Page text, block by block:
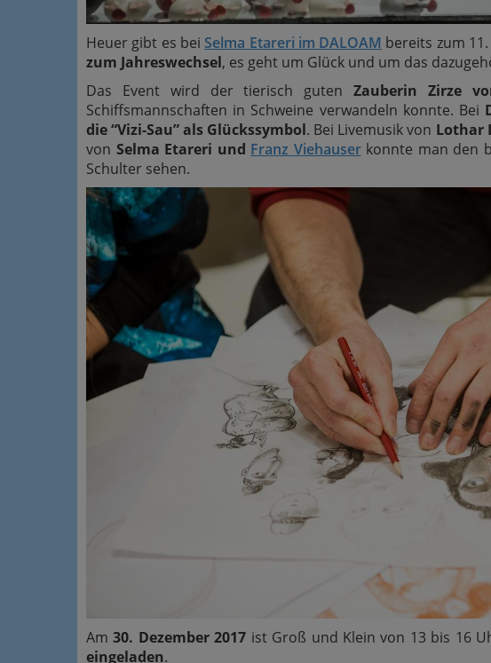
Heuer gibt es bei Selma Etareri im DALOAM bereits zum
zum Jahreswechsel, es geht um Glück und um das
Das Event wird der tierisch gutenZauberin Zirze
Schiffsmannschaften in Schweine verwandeln konnte. Bei
die “Vizi-Sau” als Glückssymbol. Bei Livemusik von Lothar
von Selma Etareri und Franz Viehauserkonnte man den
Schulter sehen.
Am30. Dezember 2017 ist Groß und Klein von 13 bis 16
eingeladen.